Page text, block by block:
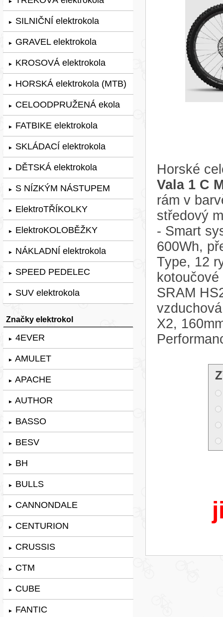
► SILNIČNÍ elektrokola
► GRAVEL elektrokola
► KROSOVÁ elektrokola
► HORSKÁ elektrokola (MTB)
► CELOODPRUŽENÁ ekola
► FATBIKE elektrokola
► SKLÁDACÍ elektrokola
► DĚTSKÁ elektrokola
► S NÍZKÝM NÁSTUPEM
► ElektroTŘÍKOLKY
► ElektroKOLOBĚŽKY
► NÁKLADNÍ elektrokola
► SPEED PEDELEC
► SUV elektrokola
Značky elektrokol
► 4EVER
► AMULET
► APACHE
► AUTHOR
► BASSO
► BESV
► BH
► BULLS
► CANNONDALE
► CENTURION
► CRUSSIS
► CTM
► CUBE
► FANTIC
Horské
Vala 1 C
rám v
středový
- Smart
600Wh,
Type, 12
SRAM
X2,